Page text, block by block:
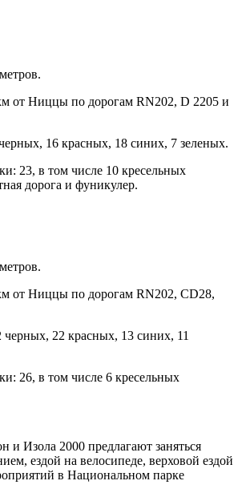
от Ниццы по дорогам RN202, D 2205 и
16 красных, 18 синих, 7 зеленых.
23, в том числе 10 кресельных
дорога и фуникулер.
от Ниццы по дорогам RN202, CD28,
22 красных, 13 синих, 11
26, в том числе 6 кресельных
и Изола 2000 предлагают заняться
ездой на велосипеде, верховой ездой
в Национальном парке